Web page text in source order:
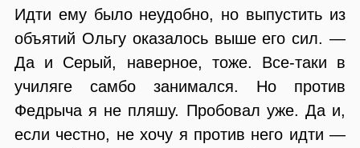
Идти ему было неудобно, но выпустить из
объятий Ольгу оказалось выше его сил. —
Да и Серый, наверное, тоже. Все-таки в
училяге самбо занимался. Но против
Федрыча я не пляшу. Пробовал уже. Да и,
если честно, не хочу я против него идти —